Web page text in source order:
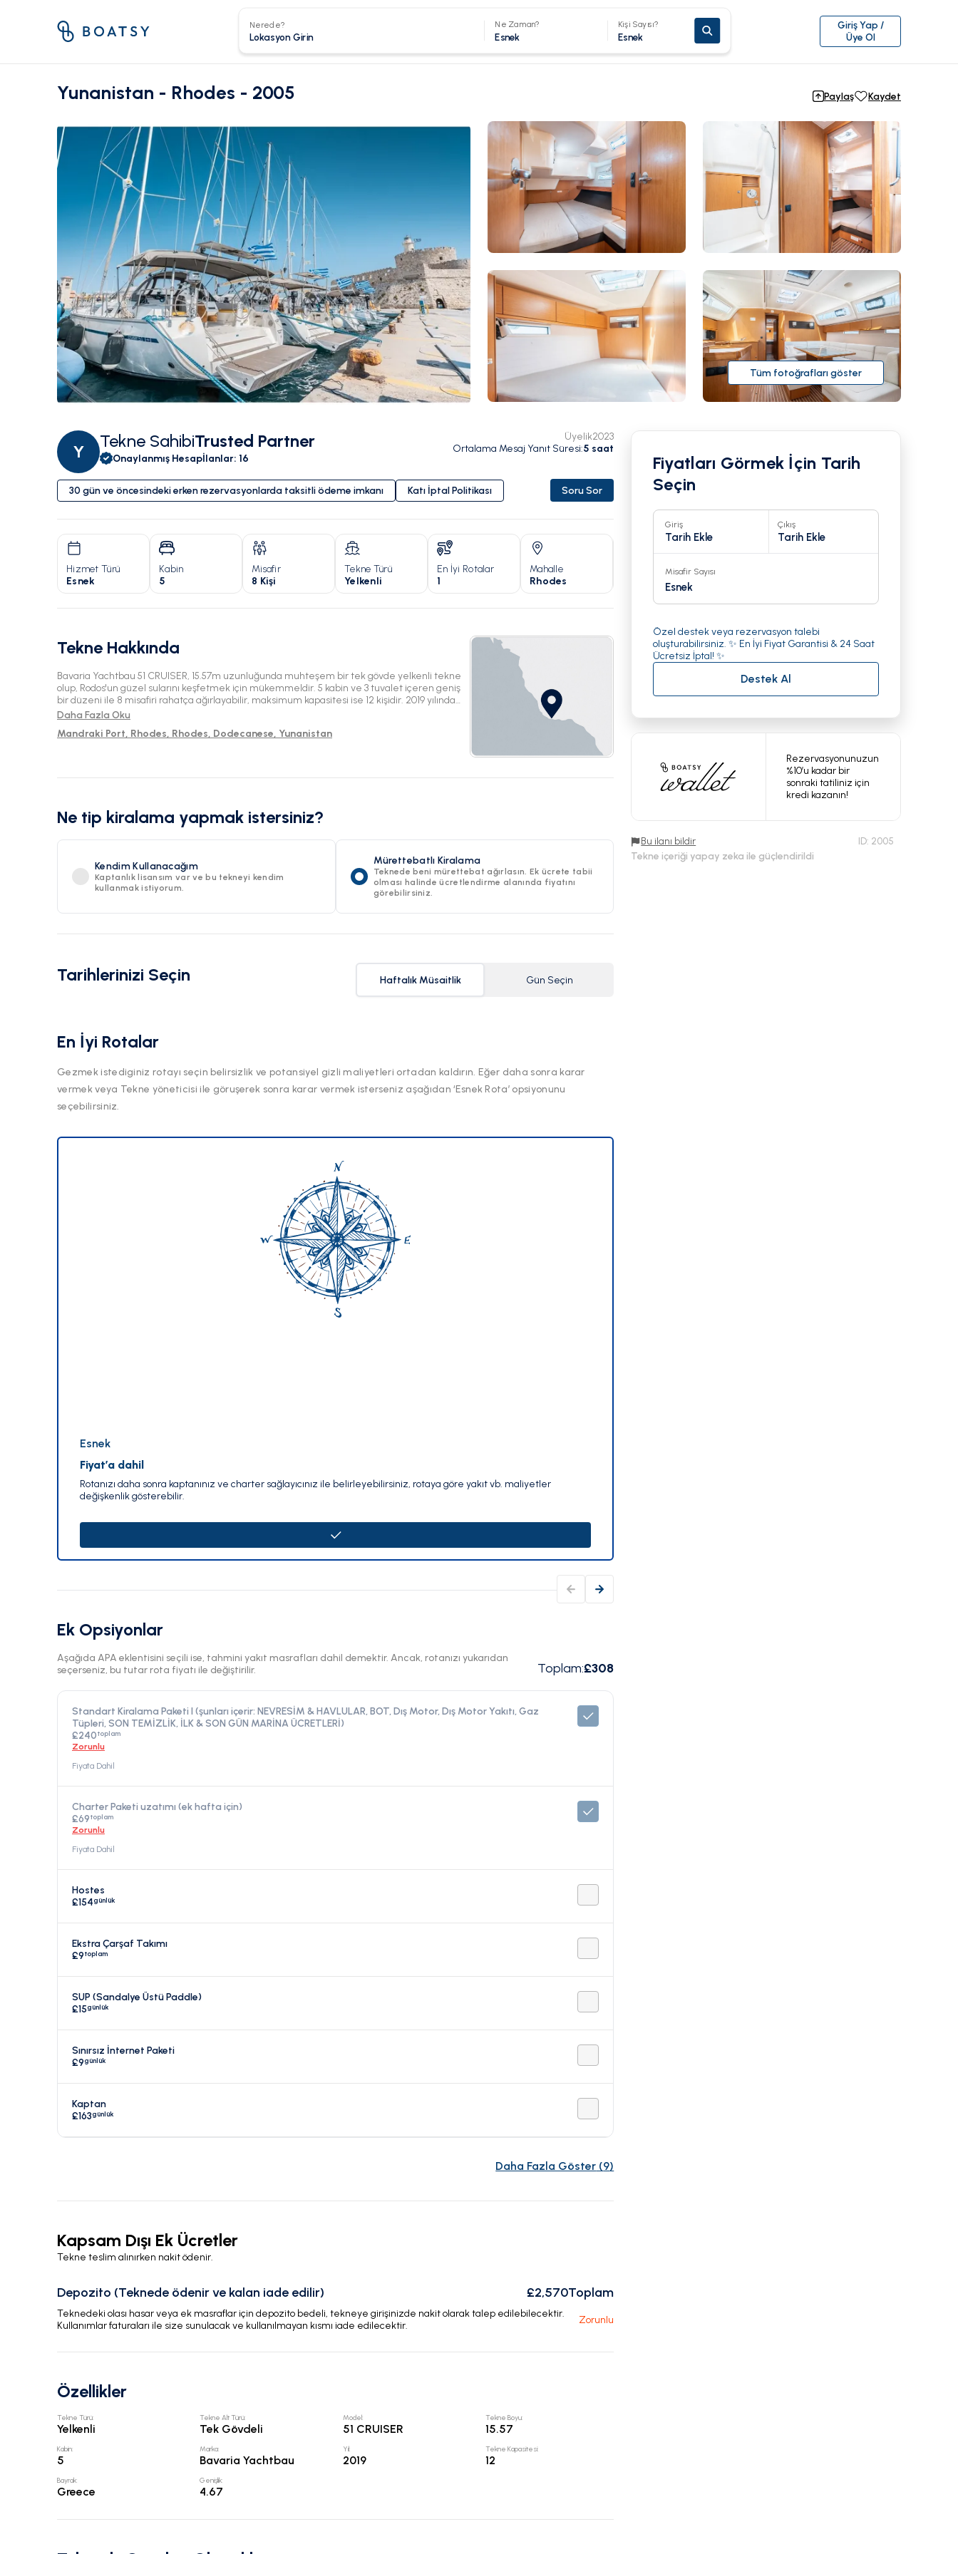
Nerede? Ne Zaman?
Esnek
Kişi Sayısı?
Esnek
Giriş Yap /
Üye Ol
Yunanistan - Rhodes - 2005 Paylaş Kaydet
Tüm fotoğrafları göster
Y
Tekne SahibiTrusted Partner
Onaylanmış Hesapİlanlar: 16
Üyelik2023
Ortalama Mesaj Yanıt Süresi:5 saat
30 gün ve öncesindeki erken rezervasyonlarda taksitli ödeme imkanı Katı İptal Politikası Soru Sor
Hizmet Türü
Esnek
Kabin
5
Misafir
8 Kişi
Tekne Türü
Yelkenli
En İyi Rotalar
1
Mahalle
Rhodes
Tekne Hakkında
Bavaria Yachtbau 51 CRUISER, 15.57m uzunluğunda muhteşem bir tek gövde yelkenli tekne
olup, Rodos'un güzel sularını keşfetmek için mükemmeldir. 5 kabin ve 3 tuvalet içeren geniş
bir düzeni ile 8 misafiri rahatça ağırlayabilir, maksimum kapasitesi ise 12 kişidir. 2019 yılında
inşa edilen bu modern gemi, pürüzsüz ve keyifli bir yelken deneyimi sağlamak için güçlü bir
Daha Fazla Oku
Mandraki Port, Rhodes, Rhodes, Dodecanese, Yunanistan
Ne tip kiralama yapmak istersiniz?
Kendim Kullanacağım
Kaptanlık lisansım var ve bu tekneyi kendim
kullanmak istiyorum.
Mürettebatlı Kiralama
Teknede beni mürettebat ağırlasın. Ek ücrete tabii
olması halinde ücretlendirme alanında fiyatını
görebilirsiniz.
Tarihlerinizi Seçin Haftalık Müsaitlik Gün Seçin
En İyi Rotalar
Gezmek istediginiz rotayı seçin belirsizlik ve potansiyel gizli maliyetleri ortadan kaldırın. Eğer daha sonra karar
vermek veya Tekne yöneticisi ile göruşerek sonra karar vermek isterseniz aşağıdan ‘Esnek Rota’ opsiyonunu
seçebilirsiniz.
Esnek
Fiyat’a dahil
Rotanızı daha sonra kaptanınız ve charter sağlayıcınız ile belirleyebilirsiniz, rotaya göre yakıt vb. maliyetler
değişkenlik gösterebilir.
Ek Opsiyonlar
Aşağıda APA eklentisini seçili ise, tahmini yakıt masrafları dahil demektir. Ancak, rotanızı yukarıdan
seçerseniz, bu tutar rota fiyatı ile değiştirilir.
Toplam:£308
Standart Kiralama Paketi I (şunları içerir: NEVRESİM & HAVLULAR, BOT, Dış Motor, Dış Motor Yakıtı, Gaz
Tüpleri, SON TEMİZLİK, İLK & SON GÜN MARİNA ÜCRETLERİ)
£240toplam
Zorunlu
Fiyata Dahil
Charter Paketi uzatımı (ek hafta için)
£69toplam
Zorunlu
Fiyata Dahil
Hostes
£154günlük
Ekstra Çarşaf Takımı
£9toplam
SUP (Sandalye Üstü Paddle)
£15günlük
Sınırsız İnternet Paketi
£9günlük
Kaptan
£163günlük
Daha Fazla Göster (9)
Kapsam Dışı Ek Ücretler
Tekne teslim alınırken nakit ödenir.
Depozito (Teknede ödenir ve kalan iade edilir) £2,570Toplam
Teknedeki olası hasar veya ek masraflar için depozito bedeli, tekneye girişinizde nakit olarak talep edilebilecektir.
Kullanımlar faturaları ile size sunulacak ve kullanılmayan kısmı iade edilecektir.
Zorunlu
Özellikler
Tekne Türü:
Yelkenli
Tekne Alt Türü:
Tek Gövdeli
Model:
51 CRUISER
Tekne Boyu:
15.57
Kabin:
5
Marka:
Bavaria Yachtbau
Yıl:
2019
Tekne Kapasitesi:
12
Bayrak:
Greece
Genişlik:
4.67
Fiyatları Görmek İçin Tarih
Seçin
Giriş
Tarih Ekle
Çıkış
Tarih Ekle
Misafir Sayısı
Esnek
Özel destek veya rezervasyon talebi
oluşturabilirsiniz. ✨ En İyi Fiyat Garantisi & 24 Saat
Ücretsiz İptal! ✨
Destek Al
Rezervasyonunuzun
%10’u kadar bir
sonraki tatiliniz için
kredi kazanın!
Bu ilanı bildir ID: 2005
Tekne içeriği yapay zeka ile güçlendirildi